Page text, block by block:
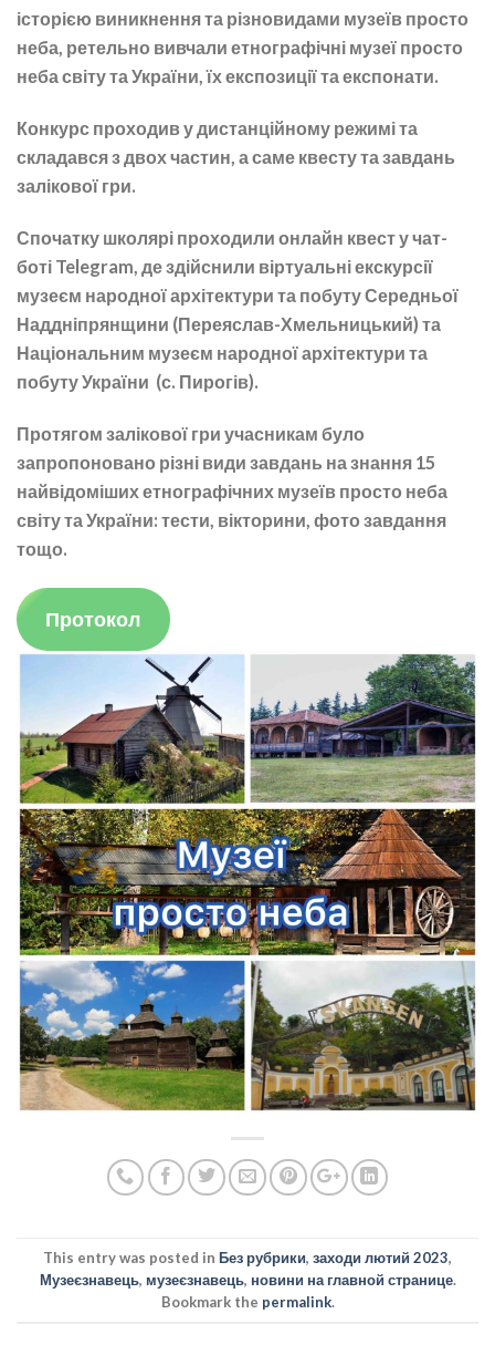
історією виникнення та різновидами музеїв просто
неба, ретельно вивчали етнографічні музеї просто
неба світу та України, їх експозиції та експонати.
Конкурс проходив у дистанційному режимі та
складався з двох частин, а саме квесту та завдань
залікової гри.
Спочатку школярі проходили онлайн квест у чат-
боті Telegram, де здійснили віртуальні екскурсії
музеєм народної архітектури та побуту Середньої
Наддніпрянщини (Переяслав-Хмельницький) та
Національним музеєм народної архітектури та
побуту України (с. Пирогів).
Протягом залікової гри учасникам було
запропоновано різні види завдань на знання 15
найвідоміших етнографічних музеїв просто неба
світу та України: тести, вікторини, фото завдання
тощо.
Протокол
This entry was posted in Без рубрики, заходи лютий 2023,
Музеєзнавець, музеєзнавець, новини на главной странице.
Bookmark the permalink.